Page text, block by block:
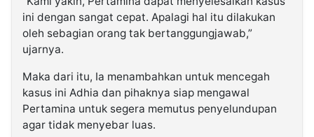
ini dengan sangat cepat. Apalagi hal itu dilakukan
oleh sebagian orang tak bertanggungjawab,”
ujarnya.
Maka dari itu, Ia menambahkan untuk mencegah
kasus ini Adhia dan pihaknya siap mengawal
Pertamina untuk segera memutus penyelundupan
agar tidak menyebar luas.